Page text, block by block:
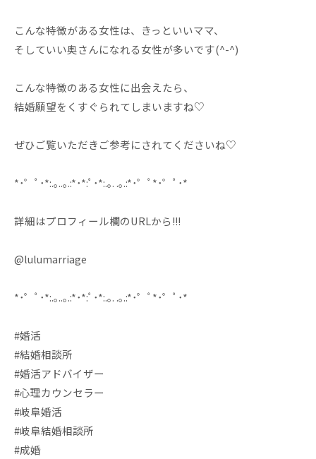
こんな特徴がある女性は、きっといいママ、
そしていい奥さんになれる女性が多いです(^-^)
こんな特徴のある女性に出会えたら、
結婚願望をくすぐられてしまいますね♡
ぜひご覧いただきご参考にされてくださいね♡
*･゜ﾟ･*:.｡..｡.:*･*:ﾟ･*:.｡. .｡.:*･゜ﾟ*･゜ﾟ･*
詳細はプロフィール欄のURLから!!!
@lulumarriage
*･゜ﾟ･*:.｡..｡.:*･*:ﾟ･*:.｡. .｡.:*･゜ﾟ*･゜ﾟ･*
#婚活
#結婚相談所
#婚活アドバイザー
#心理カウンセラー
#岐阜婚活
#岐阜結婚相談所
#成婚